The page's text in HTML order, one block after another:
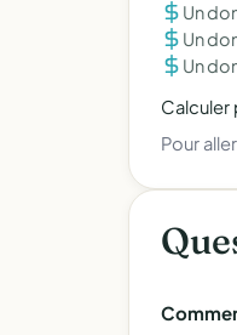
Un
Un
Un
Calculer
Pour